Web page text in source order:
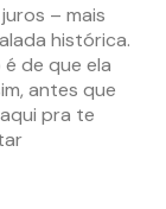
– mais
histórica.
de que ela
antes que
pra te